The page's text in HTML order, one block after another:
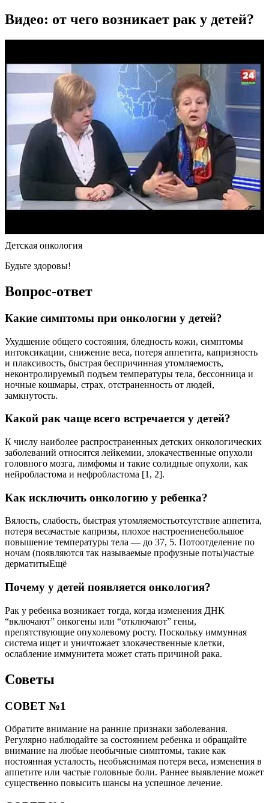
Видео: от чего возникает рак у детей?
Детская онкология
Будьте здоровы!
Вопрос-ответ
Какие симптомы при онкологии у детей?
Ухудшение общего состояния, бледность кожи, симптомы
интоксикации, снижение веса, потеря аппетита, капризность
и плаксивость, быстрая беспричинная утомляемость,
неконтролируемый подъем температуры тела, бессонница и
ночные кошмары, страх, отстраненность от людей,
замкнутость.
Какой рак чаще всего встречается у детей?
К числу наиболее распространенных детских онкологических
заболеваний относятся лейкемии, злокачественные опухоли
головного мозга, лимфомы и такие солидные опухоли, как
нейробластома и нефробластома [1, 2].
Как исключить онкологию у ребенка?
Вялость, слабость, быстрая утомляемостьотсутствие аппетита,
потеря весачастые капризы, плохое настроениенебольшое
повышение температуры тела — до 37, 5. Потоотделение по
ночам (появляются так называемые профузные поты)частые
дерматитыЕщё
Почему у детей появляется онкология?
Рак у ребенка возникает тогда, когда изменения ДНК
“включают” онкогены или “отключают” гены,
препятствующие опухолевому росту. Поскольку иммунная
система ищет и уничтожает злокачественные клетки,
ослабление иммунитета может стать причиной рака.
Советы
СОВЕТ №1
Обратите внимание на ранние признаки заболевания.
Регулярно наблюдайте за состоянием ребенка и обращайте
внимание на любые необычные симптомы, такие как
постоянная усталость, необъяснимая потеря веса, изменения в
аппетите или частые головные боли. Раннее выявление может
существенно повысить шансы на успешное лечение.